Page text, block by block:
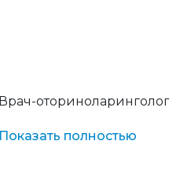
Врач-
Показать полностью